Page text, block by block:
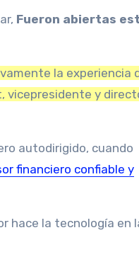
Fueron abiertas
la experiencia
vicepresidente y
autodirigido, cuando
financiero confiable y
hace la tecnología en